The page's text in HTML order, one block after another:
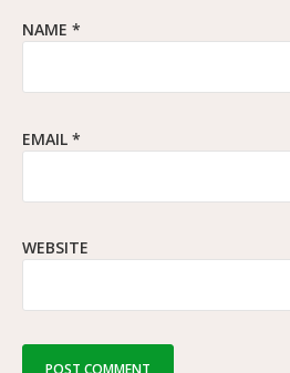
NAME *
EMAIL *
WEBSITE